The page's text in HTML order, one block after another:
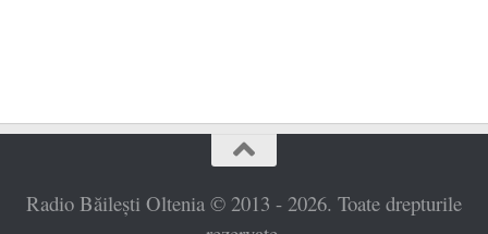
Radio Băilești Oltenia © 2013 - 2026. Toate drepturile